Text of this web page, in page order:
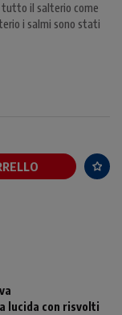
tutto il salterio come
i salmi sono stati
lucida con risvolti